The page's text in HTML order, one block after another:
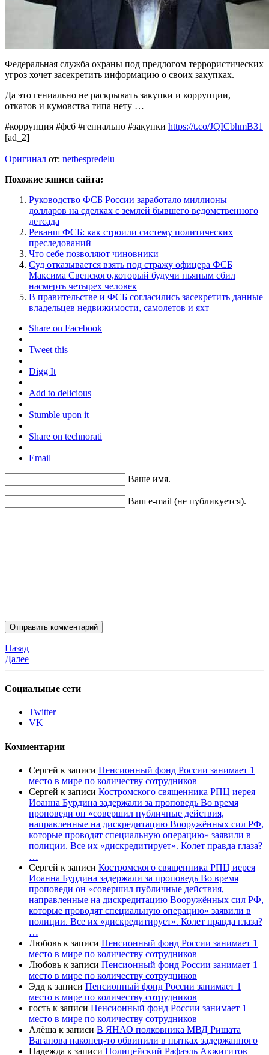
Федеральная служба охраны под предлогом террористических
угроз хочет засекретить информацию о своих закупках.
Да это гениально не раскрывать закупки и коррупции,
откатов и кумовства типа нету …
#коррупция #фсб #гениально #закупки https://t.co/JQICbhmB31
[ad_2]
Оригинал от: netbespredelu
Похожие записи сайта:
Руководство ФСБ России заработало миллионы
долларов на сделках с землей бывшего ведомственного
детсада
Реванш ФСБ: как строили систему политических
преследований
Что себе позволяют чиновники
Суд отказывается взять под стражу офицера ФСБ
Максима Свенского,который будучи пьяным сбил
насмерть четырех человек
В правительстве и ФСБ согласились засекретить данные
владельцев недвижимости, самолетов и яхт
Share on Facebook
Tweet this
Digg It
Add to delicious
Stumble upon it
Share on technorati
Email
Ваше имя.
Ваш e-mail (не публикуется).
Назад
Далее
Социальные сети
Twitter
VK
Комментарии
Сергей к записи Пенсионный фонд России занимает 1
место в мире по количеству сотрудников
Сергей к записи Костромского священника РПЦ иерея
Иоанна Бурдина задержали за проповедь Во время
проповеди он «совершил публичные действия,
направленные на дискредитацию Вооружённых сил РФ,
которые проводят специальную операцию» заявили в
полиции. Все их «дискредитирует». Колет правда глаза?
…
Сергей к записи Костромского священника РПЦ иерея
Иоанна Бурдина задержали за проповедь Во время
проповеди он «совершил публичные действия,
направленные на дискредитацию Вооружённых сил РФ,
которые проводят специальную операцию» заявили в
полиции. Все их «дискредитирует». Колет правда глаза?
…
Любовь к записи Пенсионный фонд России занимает 1
место в мире по количеству сотрудников
Любовь к записи Пенсионный фонд России занимает 1
место в мире по количеству сотрудников
Эдд к записи Пенсионный фонд России занимает 1
место в мире по количеству сотрудников
гость к записи Пенсионный фонд России занимает 1
место в мире по количеству сотрудников
Алёша к записи В ЯНАО полковника МВД Ришата
Вагапова наконец-то обвинили в пытках задержанного
Надежда к записи Полицейский Рафаэль Акжигитов